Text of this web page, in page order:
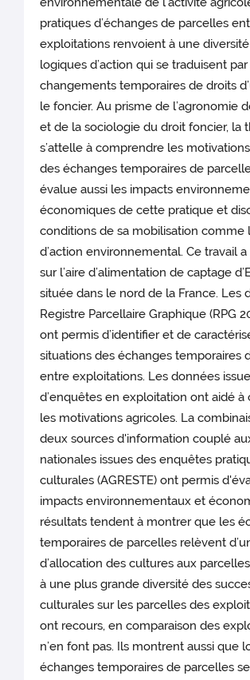
pratiques d’échanges de parcelles
exploitations renvoient à une
logiques d’action qui se traduisent
changements temporaires de droits
le foncier. Au prisme de l’agronomie
et de la sociologie du droit foncier, la
s’attelle à comprendre les
des échanges temporaires de
évalue aussi les impacts
économiques de cette pratique et
conditions de sa mobilisation comme
d’action environnemental. Ce travail
sur l’aire d’alimentation de captage
située dans le nord de la France. Les
Registre Parcellaire Graphique (RPG
ont permis d’identifier et de
situations des échanges temporaires
entre exploitations. Les données
d’enquêtes en exploitation ont aidé
les motivations agricoles. La
deux sources d'information couplé
nationales issues des enquêtes
culturales (AGRESTE) ont permis
impacts environnementaux et
résultats tendent à montrer que les
temporaires de parcelles relèvent
d’allocation des cultures aux
à une plus grande diversité des
culturales sur les parcelles des
ont recours, en comparaison des
n’en font pas. Ils montrent aussi que
échanges temporaires de parcelles